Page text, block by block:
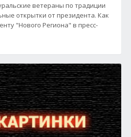
ветераны по традиции
открытки от президента. Как
"Нового Региона" в пресс-